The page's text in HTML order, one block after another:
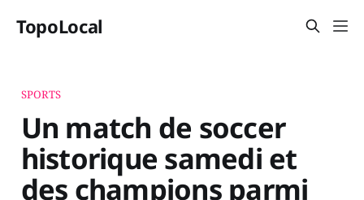
TopoLocal
SPORTS
Un match de soccer
historique samedi et
des champions parmi